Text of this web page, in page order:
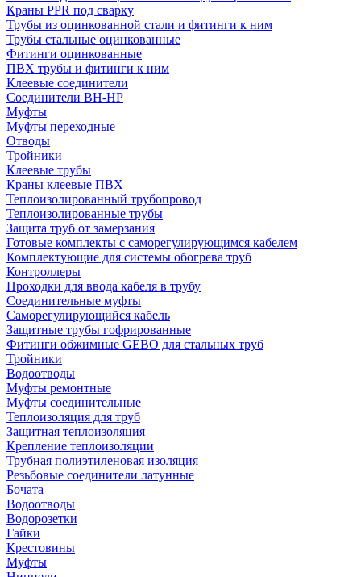
Краны PPR под сварку
Трубы из оцинкованной стали и фитинги к ним
Трубы стальные оцинкованные
Фитинги оцинкованные
ПВХ трубы и фитинги к ним
Клеевые соединители
Соединители ВН-НР
Муфты
Муфты переходные
Отводы
Тройники
Клеевые трубы
Краны клеевые ПВХ
Теплоизолированный трубопровод
Теплоизолированные трубы
Защита труб от замерзания
Готовые комплекты с саморегулирующимся кабелем
Комплектующие для системы обогрева труб
Контроллеры
Проходки для ввода кабеля в трубу
Соединительные муфты
Саморегулирующийся кабель
Защитные трубы гофрированные
Фитинги обжимные GEBO для стальных труб
Тройники
Водоотводы
Муфты ремонтные
Муфты соединительные
Теплоизоляция для труб
Защитная теплоизоляция
Крепление теплоизоляции
Трубная полиэтиленовая изоляция
Резьбовые соединители латунные
Бочата
Водоотводы
Водорозетки
Гайки
Крестовины
Муфты